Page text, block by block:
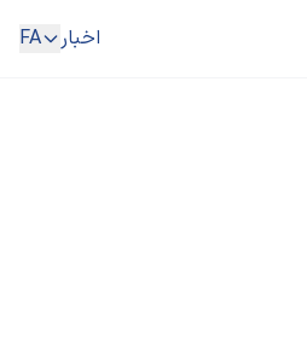
اخبار FA